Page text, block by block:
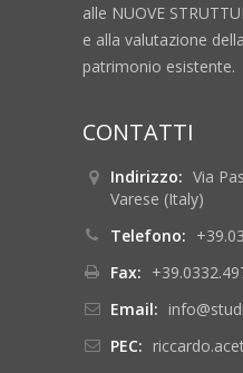
alle NUOVE
e alla valutazione
patrimonio esistente.
CONTATTI
Indirizzo: Via
Varese (Italy)
Telefono:
Fax:
Email:
PEC: